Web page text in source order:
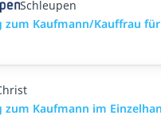
Schleupen
zum Kaufmann/Kauffrau
zum Kaufmann im